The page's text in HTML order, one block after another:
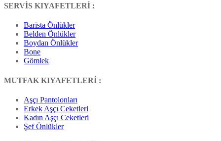
SERVİS KIYAFETLERİ :
Barista Önlükler
Belden Önlükler
Boydan Önlükler
Bone
Gömlek
MUTFAK KIYAFETLERİ :
Aşçı Pantolonları
Erkek Aşçı Ceketleri
Kadın Aşçı Ceketleri
Şef Önlükler